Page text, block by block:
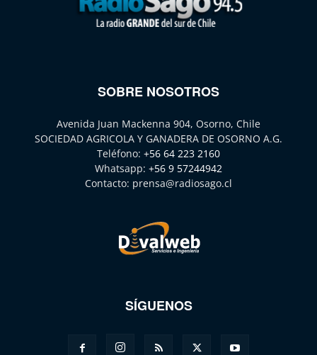
SOBRE NOSOTROS
Avenida Juan Mackenna 904, Osorno, Chile
SOCIEDAD AGRICOLA Y GANADERA DE OSORNO A.G.
Teléfono: +56 64 223 2160
Whatsapp: +56 9 57244942
Contacto: prensa@radiosago.cl
SÍGUENOS